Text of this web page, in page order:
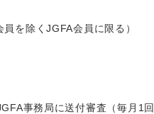
を除くJGFA会員に限る）
事務局に送付審査（毎月1